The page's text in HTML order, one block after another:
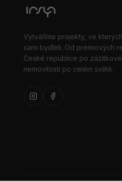
Vytváříme projekty, ve
sami bydleli. Od prémiových
České republice po zážitkové
nemovitosti po celém světě.